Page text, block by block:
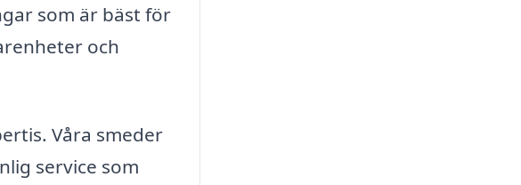
som är bäst för
och
Våra smeder
service som